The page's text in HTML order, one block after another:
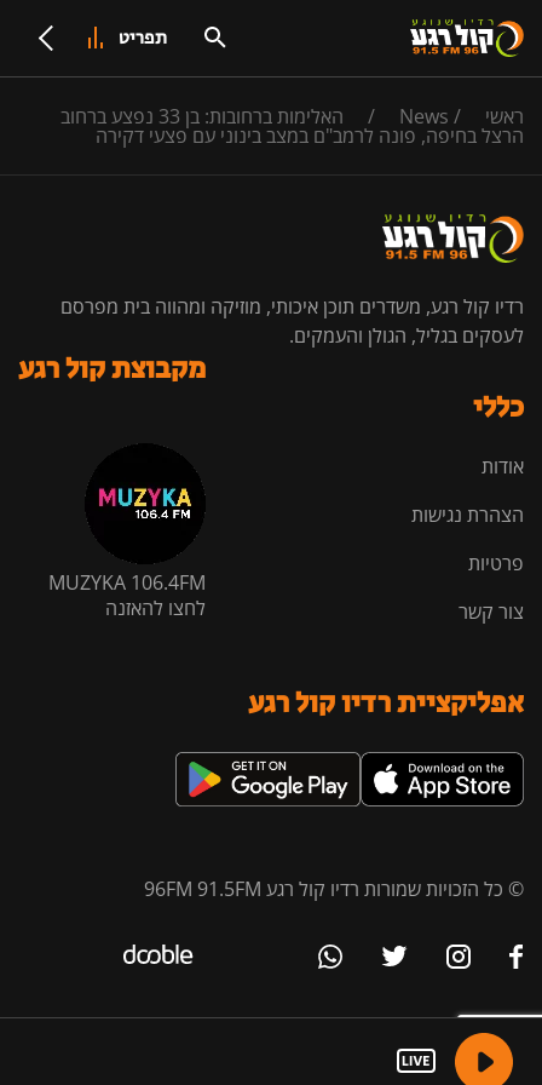
תפריט
ראשי /
News
/ האלימות ברחובות: בן 33 נפצע ברחוב
הרצל בחיפה, פונה לרמב"ם במצב בינוני עם פצעי דקירה
רדיו קול רגע, משדרים תוכן איכותי, מוזיקה ומהווה בית מפרסם
לעסקים בגליל, הגולן והעמקים.
כללי
אודות
הצהרת נגישות
פרטיות
צור קשר
מקבוצת קול רגע
MUZYKA 106.4FM
לחצו להאזנה
אפליקציית רדיו קול רגע
© כל הזכויות שמורות רדיו קול רגע 96FM 91.5FM